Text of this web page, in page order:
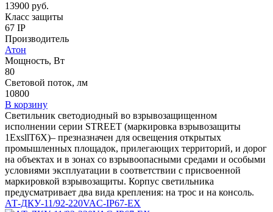
13900 руб.
Класс защиты
67 IP
Производитель
Атон
Мощность, Вт
80
Световой поток, лм
10800
В корзину
Светильник светодиодный во взрывозащищенном
исполнении серии STREET (маркировка взрывозащиты
1ЕхsllT6X)– презназначен для освещения открытых
промышленных площадок, прилегающих территорий, и дорог
на объектах и в зонах со взрывоопасными средами и особыми
условиями эксплуатации в соответствии с присвоенной
маркировкой взрывозащиты. Корпус светильника
предусматривает два вида крепления: на трос и на консоль.
АТ-ДКУ-11/92-220VAC-IP67-EX